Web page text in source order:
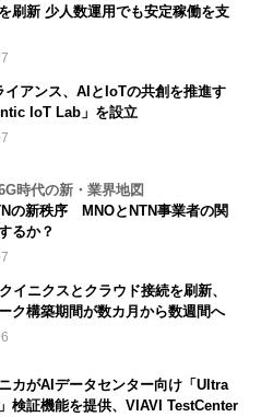
刷新 少人数運用でも安定稼働を支
イアンス、AIとIoTの共創を推進す
IoT Lab」を設立
時代の新・業界地図
の新秩序 MNOとNTN事業者の関
るか？
イニクスとクラウド接続を刷新、
ク構築期間が数カ月から数週間へ
カがAIデータセンター向け「Ultra
検証機能を提供、VIAVI TestCenter